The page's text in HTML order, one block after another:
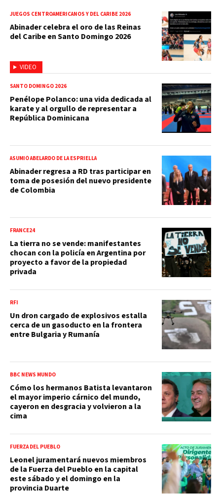
VIDEO
JUEGOS CENTROAMERICANOS Y DEL CARIBE 2026
Abinader celebra el oro de las Reinas
del Caribe en Santo Domingo 2026
SANTO DOMINGO 2026
Penélope Polanco: una vida dedicada al
karate y al orgullo de representar a
República Dominicana
ASUMIÓ ABELARDO DE LA ESPRIELLA
Abinader regresa a RD tras participar en
toma de posesión del nuevo presidente
de Colombia
FRANCE24
La tierra no se vende: manifestantes
chocan con la policía en Argentina por
proyecto a favor de la propiedad
privada
RFI
Un dron cargado de explosivos estalla
cerca de un gasoducto en la frontera
entre Bulgaria y Rumanía
BBC NEWS MUNDO
Cómo los hermanos Batista levantaron
el mayor imperio cárnico del mundo,
cayeron en desgracia y volvieron a la
cima
FUERZA DEL PUEBLO
Leonel juramentará nuevos miembros
de la Fuerza del Pueblo en la capital
este sábado y el domingo en la
provincia Duarte